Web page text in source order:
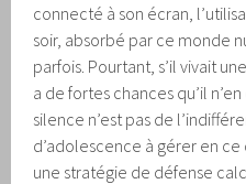
connecté à son écran,
soir, absorbé par ce monde
parfois. Pourtant, s’il vivait
a de fortes chances qu’il
silence n’est pas de
d’adolescence à gérer en ce
une stratégie de défense